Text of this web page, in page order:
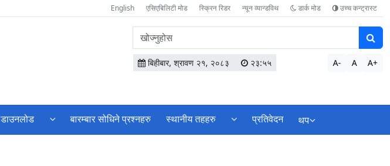
English एसिएबिलिटी मोड स्क्रिन रिडर न्यून व्यान्डविथ डार्क मोड उच्च कन्ट्रास्ट
वेबसाइटमा
सामग्री
खोज्नुहोस
बिहीबार, श्रावण २१, २०८३ २३:५५ A- A A+
डाउनलोड बारम्बार सोधिने प्रश्नहरु स्थानीय तहहरु प्रतिवेदन थप